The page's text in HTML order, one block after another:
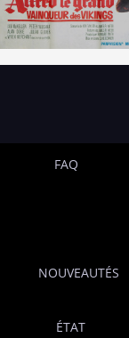
FAQ
NOUVEAUTÉS
ÉTAT